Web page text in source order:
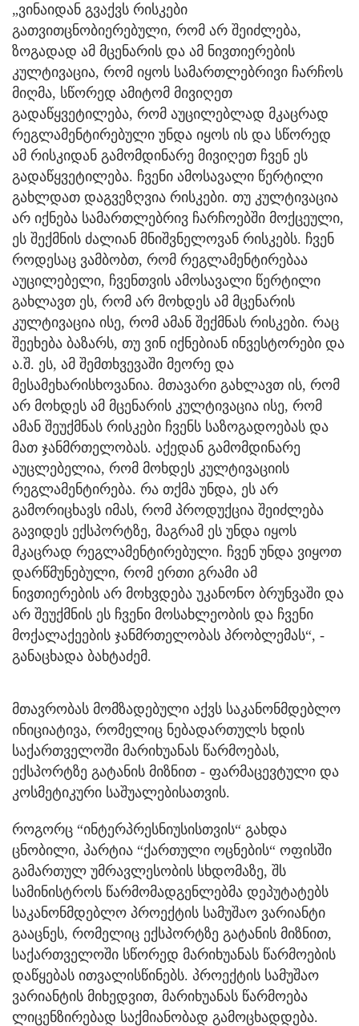
„ვინაიდან გვაქვს რისკები
გათვითცნობიერებული, რომ არ შეიძლება,
ზოგადად ამ მცენარის და ამ ნივთიერების
კულტივაცია, რომ იყოს სამართლებრივი ჩარჩოს
მიღმა, სწორედ ამიტომ მივიღეთ
გადაწყვეტილება, რომ აუცილებლად მკაცრად
რეგლამენტირებული უნდა იყოს ის და სწორედ
ამ რისკიდან გამომდინარე მივიღეთ ჩვენ ეს
გადაწყვეტილება. ჩვენი ამოსავალი წერტილი
გახლდათ დაგვეზღვია რისკები. თუ კულტივაცია
არ იქნება სამართლებრივ ჩარჩოებში მოქცეული,
ეს შექმნის ძალიან მნიშვნელოვან რისკებს. ჩვენ
როდესაც ვამბობთ, რომ რეგლამენტირებაა
აუცილებელი, ჩვენთვის ამოსავალი წერტილი
გახლავთ ეს, რომ არ მოხდეს ამ მცენარის
კულტივაცია ისე, რომ ამან შექმნას რისკები. რაც
შეეხება ბაზარს, თუ ვინ იქნებიან ინვესტორები და
ა.შ. ეს, ამ შემთხვევაში მეორე და
მესამეხარისხოვანია. მთავარი გახლავთ ის, რომ
არ მოხდეს ამ მცენარის კულტივაცია ისე, რომ
ამან შეუქმნას რისკები ჩვენს საზოგადოებას და
მათ ჯანმრთელობას. აქედან გამომდინარე
აუცლებელია, რომ მოხდეს კულტივაციის
რეგლამენტირება. რა თქმა უნდა, ეს არ
გამორიცხავს იმას, რომ პროდუქცია შეიძლება
გავიდეს ექსპორტზე, მაგრამ ეს უნდა იყოს
მკაცრად რეგლამენტირებული. ჩვენ უნდა ვიყოთ
დარწმუნებული, რომ ერთი გრამი ამ
ნივთიერების არ მოხვდება უკანონო ბრუნვაში და
არ შეუქმნის ეს ჩვენი მოსახლეობის და ჩვენი
მოქალაქეების ჯანმრთელობას პრობლემას“, -
განაცხადა ბახტაძემ.
მთავრობას მომზადებული აქვს საკანონმდებლო
ინიციატივა, რომელიც ნებადართულს ხდის
საქართველოში მარიხუანას წარმოებას,
ექსპორტზე გატანის მიზნით - ფარმაცევტული და
კოსმეტიკური საშუალებისათვის.
როგორც “ინტერპრესნიუსისთვის“ გახდა
ცნობილი, პარტია “ქართული ოცნების“ ოფისში
გამართულ უმრავლესობის სხდომაზე, შს
სამინისტროს წარმომადგენლებმა დეპუტატებს
საკანონმდებლო პროექტის სამუშაო ვარიანტი
გააცნეს, რომელიც ექსპორტზე გატანის მიზნით,
საქართველოში სწორედ მარიხუანას წარმოების
დაწყებას ითვალისწინებს. პროექტის სამუშაო
ვარიანტის მიხედვით, მარიხუანას წარმოება
ლიცენზირებად საქმიანობად გამოცხადდება.